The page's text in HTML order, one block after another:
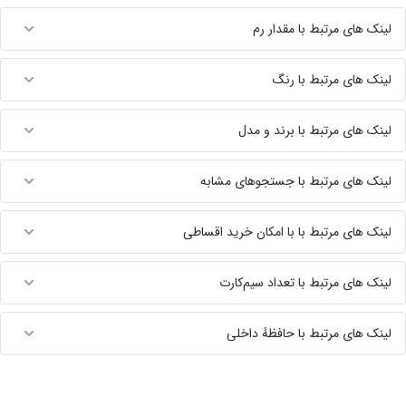
لینک های مرتبط با مقدار رم
لینک های مرتبط با رنگ
لینک های مرتبط با برند و مدل
لینک های مرتبط با جستجوهای مشابه
لینک های مرتبط با با امکان خرید اقساطی
لینک های مرتبط با تعداد سیم‌کارت
لینک های مرتبط با حافظهٔ داخلی